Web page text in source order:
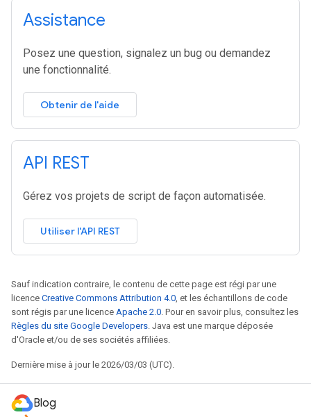
Assistance
Posez une question, signalez un bug ou demandez
une fonctionnalité.
Obtenir de l'aide
API REST
Gérez vos projets de script de façon automatisée.
Utiliser l'API REST
Sauf indication contraire, le contenu de cette page est régi par une
licence Creative Commons Attribution 4.0 , et les échantillons de code
sont régis par une licence Apache 2.0 . Pour en savoir plus, consultez les
Règles du site Google Developers . Java est une marque déposée
d'Oracle et/ou de ses sociétés affiliées.
Dernière mise à jour le 2026/03/03 (UTC).
Blog